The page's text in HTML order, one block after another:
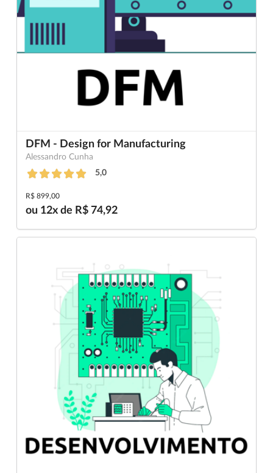
DFM - Design for Manufacturing
Alessandro Cunha
5,0
R$ 899,00
ou 12x de R$ 74,92